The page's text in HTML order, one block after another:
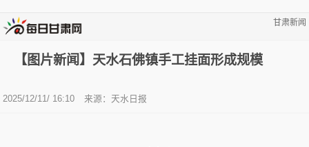
甘肃新闻
【图片新闻】天水石佛镇手工挂面形成规模
2025/12/11/ 16:10 来源：天水日报